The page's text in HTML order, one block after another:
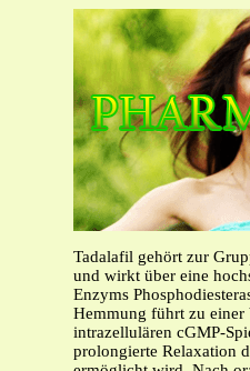
Tadalafil gehört zur
und wirkt über eine
Enzyms
Hemmung führt zu einer
intrazellulären cGMP-
prolongierte Relaxation